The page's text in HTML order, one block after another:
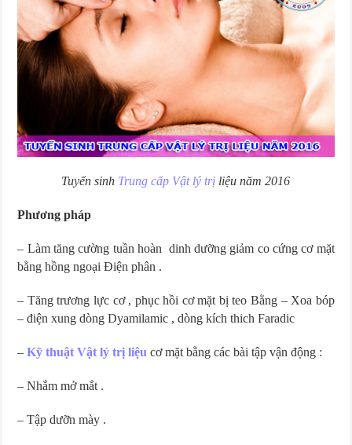
Tuyển sinh Trung cấp Vật lý trị liệu năm 2016
Phương pháp
– Làm tăng cường tuần hoàn dinh dưỡng giảm co cứng cơ mặt
bằng hồng ngoại Điện phân .
– Tăng trương lực cơ , phục hồi cơ mặt bị teo Bằng – Xoa bóp
– điện xung dòng Dyamilamic , dòng kích thich Faradic
–Kỹ thuật Vật lý trị liệu cơ mặt bằng các bài tập vận động :
– Nhắm mở mắt .
– Tập dưỡn mày .